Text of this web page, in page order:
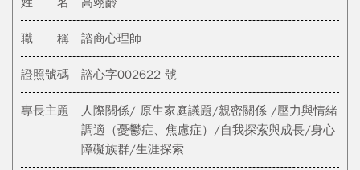
職 稱 諮商心理師
證照號碼 諮心字002622 號
專長主題
人際關係/ 原生家庭議題/親密關係 /壓力與情緒
調適（憂鬱症、焦慮症）/自我探索與成長/身心
障礙族群/生涯探索